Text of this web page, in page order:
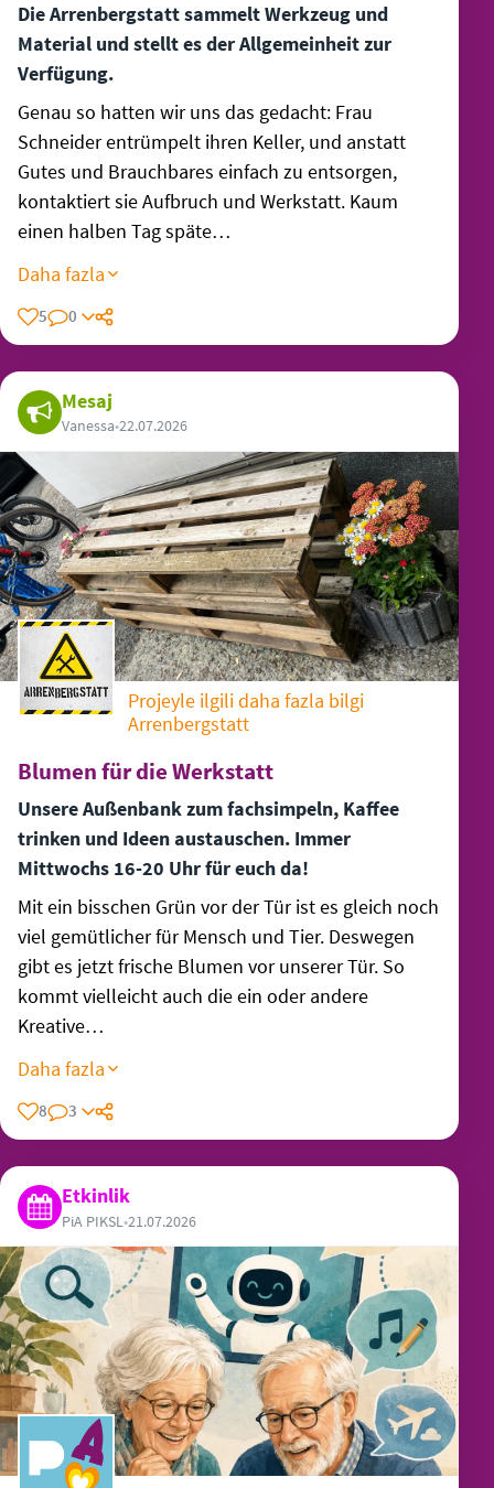
Die Arrenbergstatt sammelt Werkzeug und
Material und stellt es der Allgemeinheit zur
Verfügung.
Genau so hatten wir uns das gedacht: Frau
Schneider entrümpelt ihren Keller, und anstatt
Gutes und Brauchbares einfach zu entsorgen,
kontaktiert sie Aufbruch und Werkstatt. Kaum
einen halben Tag späte…
Daha fazla
5 0
Mesaj
Vanessa•22.07.2026
Projeyle ilgili daha fazla bilgi
Arrenbergstatt
Blumen für die Werkstatt
Unsere Außenbank zum fachsimpeln, Kaffee
trinken und Ideen austauschen. Immer
Mittwochs 16-20 Uhr für euch da!
Mit ein bisschen Grün vor der Tür ist es gleich noch
viel gemütlicher für Mensch und Tier. Deswegen
gibt es jetzt frische Blumen vor unserer Tür. So
kommt vielleicht auch die ein oder andere
Kreative…
Daha fazla
8 3
Etkinlik
PiA PIKSL •21.07.2026